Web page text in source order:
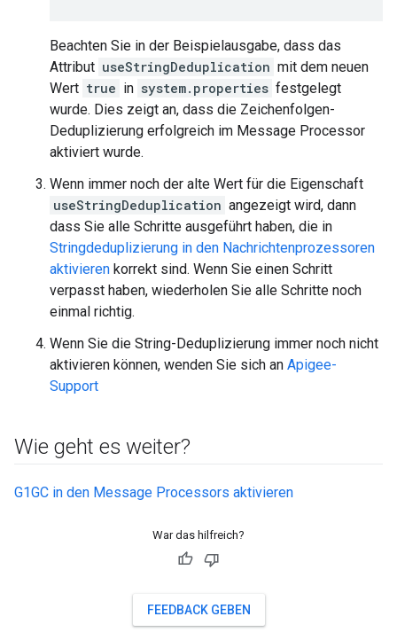
Beachten Sie in der Beispielausgabe, dass das
Attribut useStringDeduplication mit dem neuen
Wert true in system.properties festgelegt
wurde. Dies zeigt an, dass die Zeichenfolgen-
Deduplizierung erfolgreich im Message Processor
aktiviert wurde.
Wenn immer noch der alte Wert für die Eigenschaft
useStringDeduplication angezeigt wird, dann
dass Sie alle Schritte ausgeführt haben, die in
Stringdeduplizierung in den Nachrichtenprozessoren
aktivieren korrekt sind. Wenn Sie einen Schritt
verpasst haben, wiederholen Sie alle Schritte noch
einmal richtig.
Wenn Sie die String-Deduplizierung immer noch nicht
aktivieren können, wenden Sie sich an Apigee-
Support
Wie geht es weiter?
G1GC in den Message Processors aktivieren
War das hilfreich?
FEEDBACK GEBEN